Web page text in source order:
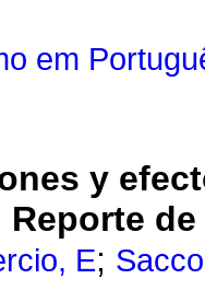
em
y
Reporte
E;